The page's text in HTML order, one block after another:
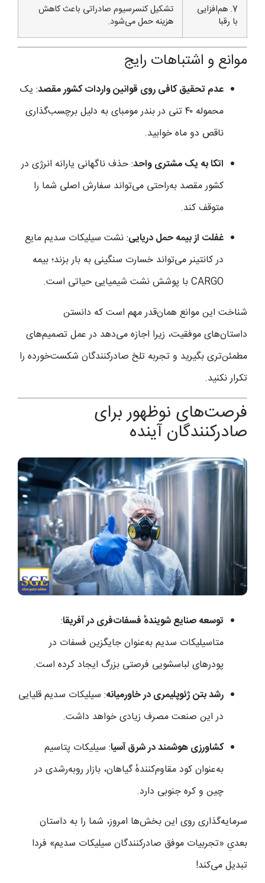
7. هم‌افزایی
با رقبا
تشکیل کنسرسیوم صادراتی باعث کاهش
هزینه حمل می‌شود.
موانع و اشتباهات رایج
عدم تحقیق کافی روی قوانین واردات کشور مقصد: یک
محموله ۴۰ تنی در بندر مومبای به دلیل برچسب‌گذاری
ناقص دو ماه خوابید.
اتکا به یک مشتری واحد: حذف ناگهانی یارانه انرژی در
کشور مقصد به‌راحتی می‌تواند سفارش اصلی شما را
متوقف کند.
غفلت از بیمه حمل دریایی: نشت سیلیکات سدیم مایع
در کانتینر می‌تواند خسارت سنگینی به بار بزند؛ بیمه
CARGO با پوشش نشت شیمیایی حیاتی است.
شناخت این موانع همان‌قدر مهم است که دانستن
داستان‌های موفقیت، زیرا اجازه می‌دهد در عمل تصمیم‌های
مطمئن‌تری بگیرید و تجربه تلخ صادرکنندگان شکست‌خورده را
تکرار نکنید.
فرصت‌های نوظهور برای
صادرکنندگان آینده
توسعه صنایع شویندهٔ فسفات‌فری در آفریقا:
متاسیلیکات سدیم به‌عنوان جایگزین فسفات در
پودرهای لباسشویی فرصتی بزرگ ایجاد کرده است.
رشد بتن ژئوپلیمری در خاورمیانه: سیلیکات سدیم قلیایی
در این صنعت مصرف زیادی خواهد داشت.
کشاورزی هوشمند در شرق آسیا: سیلیکات پتاسیم
به‌عنوان کود مقاوم‌کنندهٔ گیاهان، بازار روبه‌رشدی در
چین و کره جنوبی دارد.
سرمایه‌گذاری روی این بخش‌ها امروز، شما را به داستان
بعدیِ «تجربیات موفق صادرکنندگان سیلیکات سدیم» فردا
تبدیل می‌کند!